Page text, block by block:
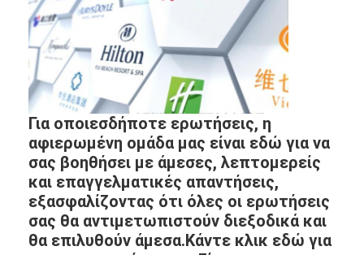
Για οποιεσδήποτε ερωτήσεις, η
αφιερωμένη ομάδα μας είναι εδώ για να
σας βοηθήσει με άμεσες, λεπτομερείς
και επαγγελματικές απαντήσεις,
εξασφαλίζοντας ότι όλες οι ερωτήσεις
σας θα αντιμετωπιστούν διεξοδικά και
θα επιλυθούν άμεσα.Κάντε κλικ εδώ για